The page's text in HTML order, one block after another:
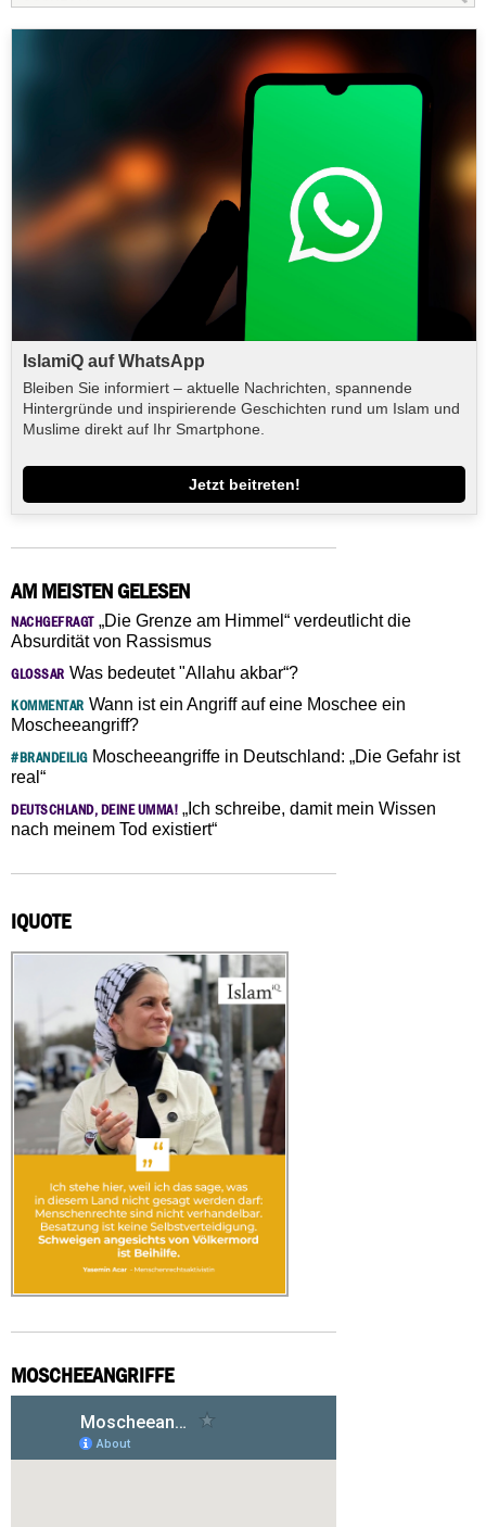
IslamiQ auf WhatsApp
Bleiben Sie informiert – aktuelle Nachrichten, spannende
Hintergründe und inspirierende Geschichten rund um Islam und
Muslime direkt auf Ihr Smartphone.
Jetzt beitreten!
AM MEISTEN GELESEN
NACHGEFRAGT„Die Grenze am Himmel“ verdeutlicht die
Absurdität von Rassismus
GLOSSAR Was bedeutet "Allahu akbar“?
KOMMENTAR Wann ist ein Angriff auf eine Moschee ein
Moscheeangriff?
#BRANDEILIGMoscheeangriffe in Deutschland: „Die Gefahr ist
real“
DEUTSCHLAND, DEINE UMMA! „Ich schreibe, damit mein Wissen
nach meinem Tod existiert“
IQUOTE
MOSCHEEANGRIFFE